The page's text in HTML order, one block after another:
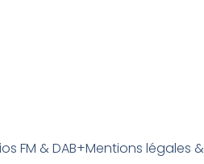
FM & DAB+Mentions légales